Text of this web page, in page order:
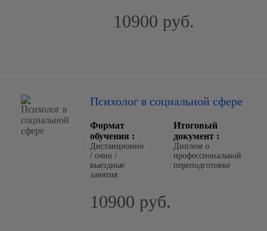
10900 руб.
Психолог в социальной сфере
Формат
обучения :
Дистанционно
/ очно /
выездные
занятия
Итоговый
документ :
Диплом о
профессиональной
переподготовке
10900 руб.